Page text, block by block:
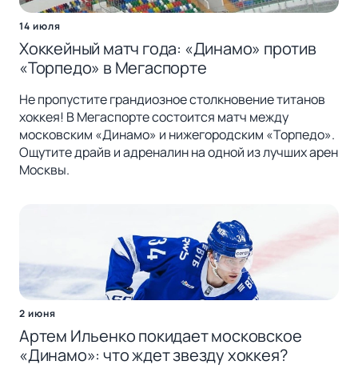
14 июля
Хоккейный матч года: «Динамо» против
«Торпедо» в Мегаспорте
Не пропустите грандиозное столкновение титанов
хоккея! В Мегаспорте состоится матч между
московским «Динамо» и нижегородским «Торпедо».
Ощутите драйв и адреналин на одной из лучших арен
Москвы.
2 июня
Артем Ильенко покидает московское
«Динамо»: что ждет звезду хоккея?